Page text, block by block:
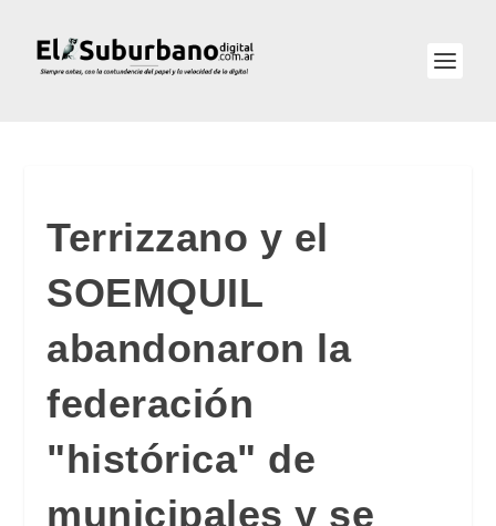
Terrizzano y el
SOEMQUIL
abandonaron la
federación
"histórica" de
municipales y se